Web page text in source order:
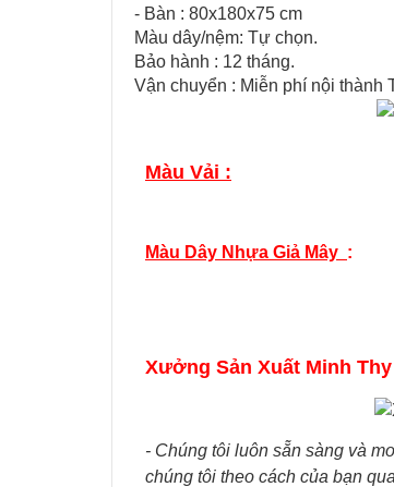
- Bàn : 80x180x75 cm
Màu dây/nệm: Tự chọn.
Bảo hành : 12 tháng.
Vận chuyển : Miễn​ p​hí nội thành​
Màu Vải :
Màu Dây Nhựa Giả Mây :
Xưởng Sản Xuất Minh
- Chúng tôi luôn sẵn sàng và
chúng tôi theo cách của bạn